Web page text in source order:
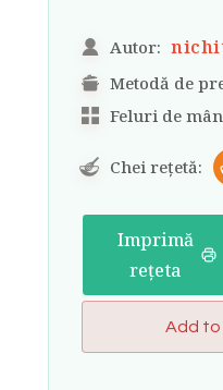
Autor:
Metodă de
Feluri de
Chei rețetă:
Imprimă
rețeta
Add to